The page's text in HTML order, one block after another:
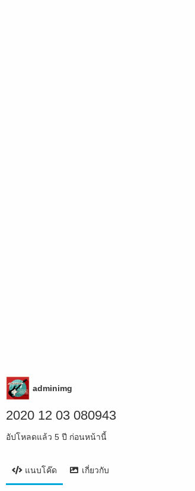
adminimg
2020 12 03 080943
อัปโหลดแล้ว 5 ปี ก่อนหน้านี้
แนบโค๊ด เกี่ยวกับ